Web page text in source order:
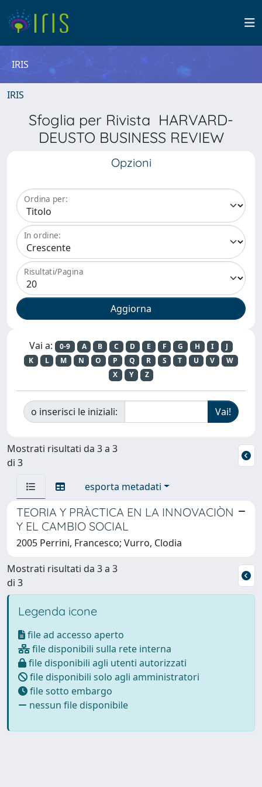
IRIS
IRIS
Sfoglia per Rivista HARVARD-
DEUSTO BUSINESS REVIEW
Opzioni
Ordina per:
In ordine:
Risultati/Pagina
Vai a: 0-9 A B C D E F G H I
J
K
L M N O P Q R S T U V
W
X
Y Z
o inserisci le iniziali:
Mostrati risultati da 3 a 3
di 3
esporta metadati
TEORIA Y PRÀCTICA EN LA INNOVACIÒN
Y EL CAMBIO SOCIAL
2005 Perrini, Francesco; Vurro, Clodia
Mostrati risultati da 3 a 3
di 3
Legenda icone
file ad accesso aperto
file disponibili sulla rete interna
file disponibili agli utenti autorizzati
file disponibili solo agli amministratori
file sotto embargo
nessun file disponibile